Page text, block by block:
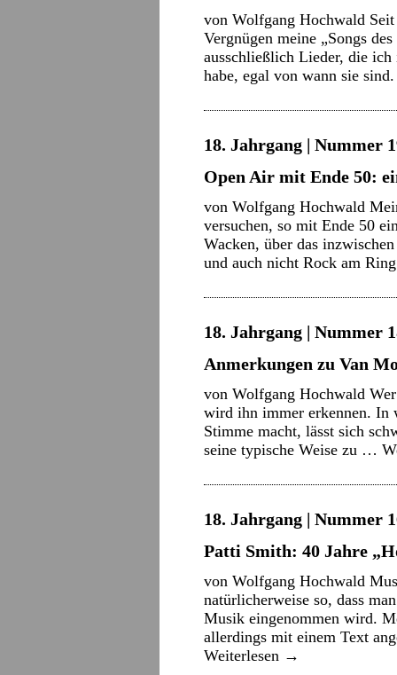
von Wolfgang Hochwald
Vergnügen meine „Songs
ausschließlich Lieder, die
habe, egal von wann sie
18. Jahrgang | Nummer
Open Air mit Ende 50:
von Wolfgang Hochwald
versuchen, so mit Ende 50
Wacken, über das
und auch nicht Rock am
18. Jahrgang | Nummer
Anmerkungen zu Van
von Wolfgang Hochwald
wird ihn immer erkennen. In
Stimme macht, lässt sich
seine typische Weise zu …
18. Jahrgang | Nummer
Patti Smith: 40 Jahre
von Wolfgang Hochwald
natürlicherweise so, dass
Musik eingenommen wird.
allerdings mit einem Text
Weiterlesen →